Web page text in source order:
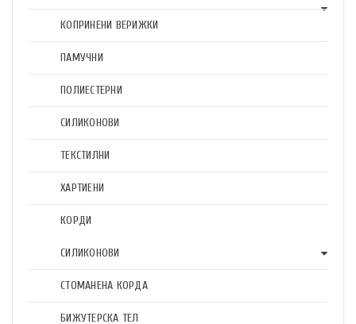
КОПРИНЕНИ ВЕРИЖКИ
ПАМУЧНИ
ПОЛИЕСТЕРНИ
СИЛИКОНОВИ
ТЕКСТИЛНИ
ХАРТИЕНИ
КОРДИ
СИЛИКОНОВИ
СТОМАНЕНА КОРДА
БИЖУТЕРСКА ТЕЛ